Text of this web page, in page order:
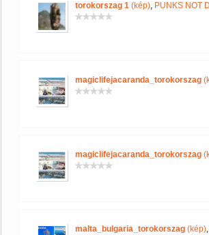
torokorszag 1 (kép), PUNKS NOT
magiclifejacaranda_torokorszag
magiclifejacaranda_torokorszag
malta_bulgaria_torokorszag (kép),